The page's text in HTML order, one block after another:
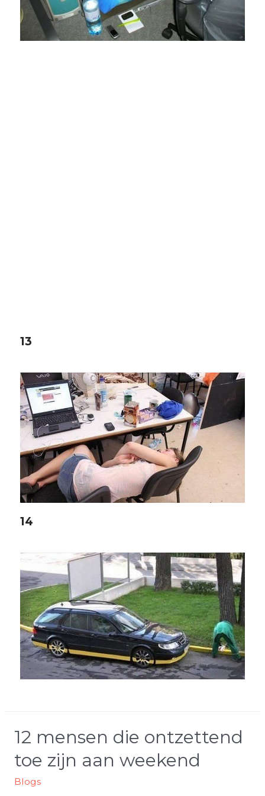
13
14
12 mensen die ontzettend
toe zijn aan weekend
Blogs